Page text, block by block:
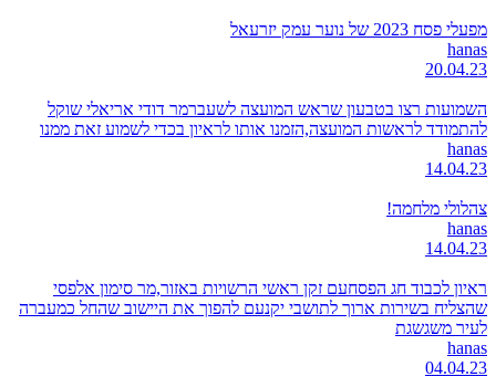
מפעלי פסח 2023 של נוער עמק יזרעאל
hanas
20.04.23
השמועות רצו בטבעון שראש המועצה לשעברמר דודי אריאלי שוקל
להתמודד לראשות המועצה,הזמנו אותו לראיון בכדי לשמוע זאת ממנו
hanas
14.04.23
צהלולי מלחמה!
hanas
14.04.23
ראיון לכבוד חג הפסחעם זקן ראשי הרשויות באזור,מר סימון אלפסי
שהצליח בשירות ארוך לתושבי יקנעם להפוך את היישוב שהחל כמעברה
לעיר משגשגת
hanas
04.04.23